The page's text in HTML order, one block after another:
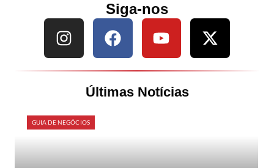
Siga-nos
Últimas Notícias
GUIA DE NEGÓCIOS